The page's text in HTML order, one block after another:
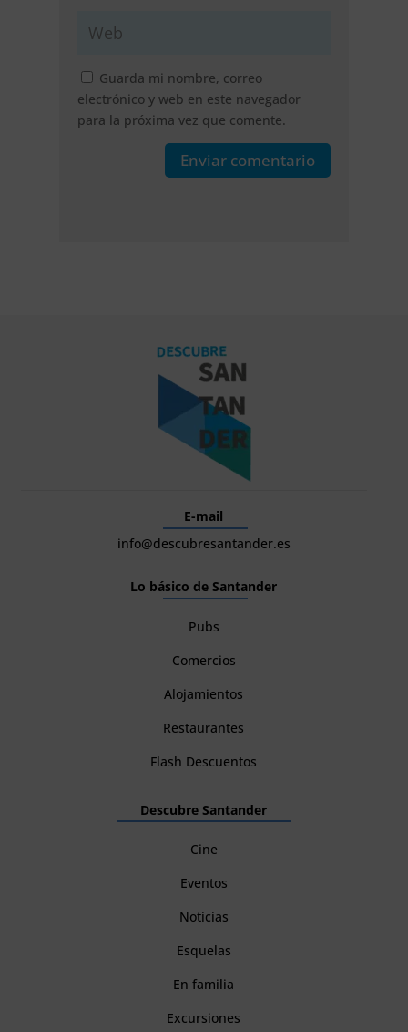
Guarda mi nombre, correo
electrónico y web en este navegador
para la próxima vez que comente.
Enviar comentario
E-mail
info@descubresantander.es
Lo básico de Santander
Pubs
Comercios
Alojamientos
Restaurantes
Flash Descuentos
Descubre Santander
Cine
Eventos
Noticias
Esquelas
En familia
Excursiones